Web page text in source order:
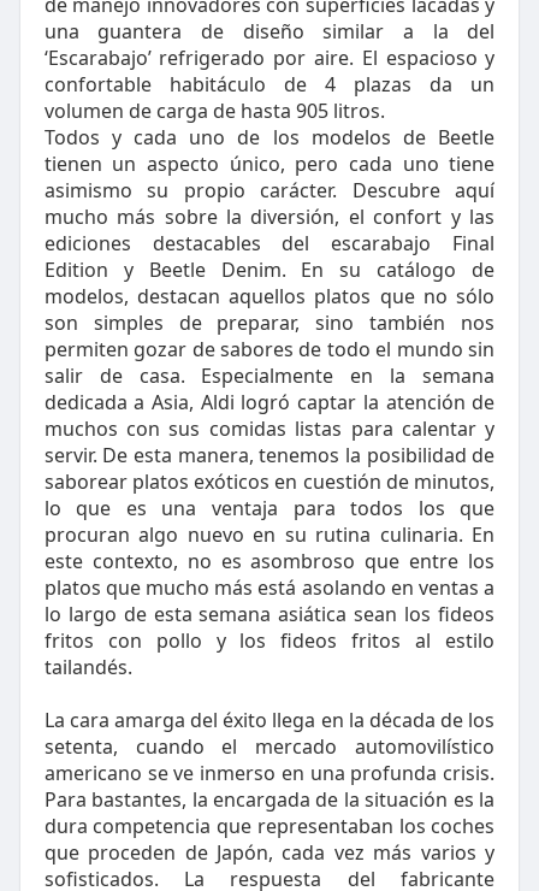
una guantera de diseño similar a la del
‘Escarabajo’ refrigerado por aire. El espacioso y
confortable habitáculo de 4 plazas da un
volumen de carga de hasta 905 litros.
Todos y cada uno de los modelos de Beetle
tienen un aspecto único, pero cada uno tiene
asimismo su propio carácter. Descubre aquí
mucho más sobre la diversión, el confort y las
ediciones destacables del escarabajo Final
Edition y Beetle Denim. En su catálogo de
modelos, destacan aquellos platos que no sólo
son simples de preparar, sino también nos
permiten gozar de sabores de todo el mundo sin
salir de casa. Especialmente en la semana
dedicada a Asia, Aldi logró captar la atención de
muchos con sus comidas listas para calentar y
servir. De esta manera, tenemos la posibilidad de
saborear platos exóticos en cuestión de minutos,
lo que es una ventaja para todos los que
procuran algo nuevo en su rutina culinaria. En
este contexto, no es asombroso que entre los
platos que mucho más está asolando en ventas a
lo largo de esta semana asiática sean los fideos
fritos con pollo y los fideos fritos al estilo
tailandés.
La cara amarga del éxito llega en la década de los
setenta, cuando el mercado automovilístico
americano se ve inmerso en una profunda crisis.
Para bastantes, la encargada de la situación es la
dura competencia que representaban los coches
que proceden de Japón, cada vez más varios y
sofisticados. La respuesta del fabricante